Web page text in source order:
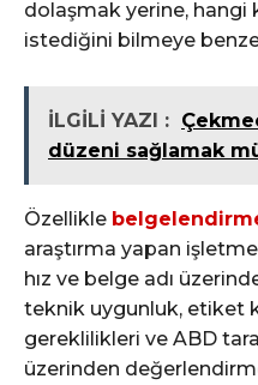
dolaşmak yerine, hangi
istediğini bilmeye
İLGİLİ YAZI :
düzeni sağlamak
Özellikle
araştırma yapan
hız ve belge adı
teknik uygunluk, etiket
gereklilikleri ve ABD
üzerinden